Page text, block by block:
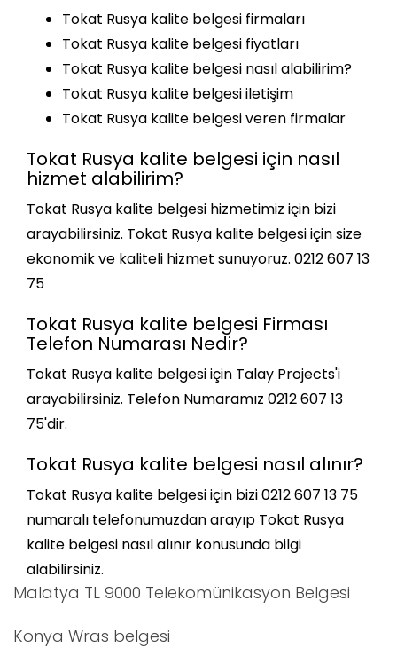
Tokat Rusya kalite belgesi firmaları
Tokat Rusya kalite belgesi fiyatları
Tokat Rusya kalite belgesi nasıl alabilirim?
Tokat Rusya kalite belgesi iletişim
Tokat Rusya kalite belgesi veren firmalar
Tokat Rusya kalite belgesi için nasıl
hizmet alabilirim?
Tokat Rusya kalite belgesi hizmetimiz için bizi
arayabilirsiniz. Tokat Rusya kalite belgesi için size
ekonomik ve kaliteli hizmet sunuyoruz. 0212 607 13
75
Tokat Rusya kalite belgesi Firması
Telefon Numarası Nedir?
Tokat Rusya kalite belgesi için Talay Projects'i
arayabilirsiniz. Telefon Numaramız 0212 607 13
75'dir.
Tokat Rusya kalite belgesi nasıl alınır?
Tokat Rusya kalite belgesi için bizi 0212 607 13 75
numaralı telefonumuzdan arayıp Tokat Rusya
kalite belgesi nasıl alınır konusunda bilgi
alabilirsiniz.
Malatya TL 9000 Telekomünikasyon Belgesi
Konya Wras belgesi